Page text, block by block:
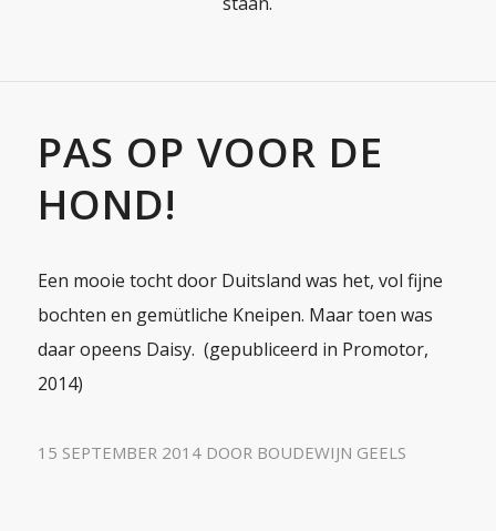
PAS OP VOOR DE
HOND!
Een mooie tocht door Duitsland was het, vol fijne
bochten en gemütliche Kneipen. Maar toen was
daar opeens Daisy. (gepubliceerd in Promotor,
2014)
15 SEPTEMBER 2014 DOOR BOUDEWIJN GEELS